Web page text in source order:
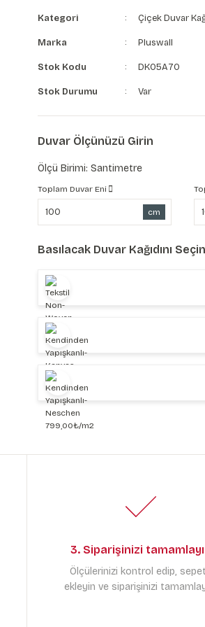
Kategori Çiçek Duvar
Marka Pluswall
Stok Kodu DK05A70
Stok Durumu Var
Duvar Ölçünüzü Girin
Ölçü Birimi: Santimetre
Toplam Duvar Eni
cm
Basılacak Duvar Kağıdını Seçin
3. Siparişinizi
Ölçülerinizi kontrol edip,
ekleyin ve siparişinizi